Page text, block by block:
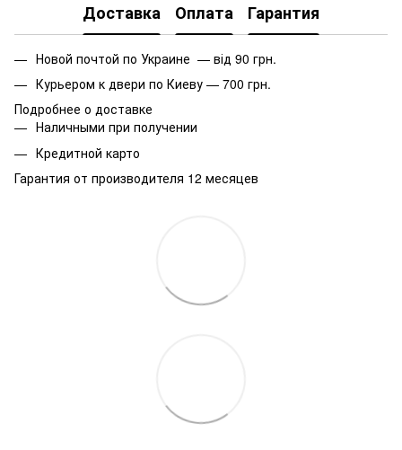
Доставка Оплата Гарантия
Новой почтой по Украине — від 90 грн.
Курьером к двери по Киеву — 700 грн.
Подробнее о доставке
Наличными при получении
Кредитной карто
Гарантия от производителя 12 месяцев